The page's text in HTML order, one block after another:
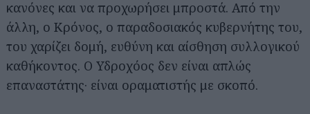
κανόνες και να προχωρήσει μπροστά. Από την
άλλη, ο Κρόνος, ο παραδοσιακός κυβερνήτης του,
του χαρίζει δομή, ευθύνη και αίσθηση συλλογικού
καθήκοντος. Ο Υδροχόος δεν είναι απλώς
επαναστάτης· είναι οραματιστής με σκοπό.